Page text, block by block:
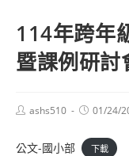
114年跨年
暨課例研討
Postashs510
Post01/24/
公文-國小部 下載